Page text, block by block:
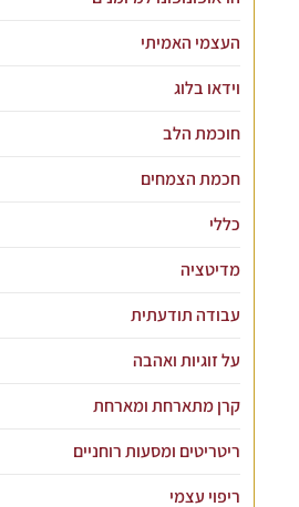
העצמי האמיתי
וידאו בלוג
חוכמת הלב
חכמת הצמחים
כללי
מדיטציה
עבודה תודעתית
על זוגיות ואהבה
קרן מתארחת ומארחת
ריטריטים ומסעות רוחניים
ריפוי עצמי